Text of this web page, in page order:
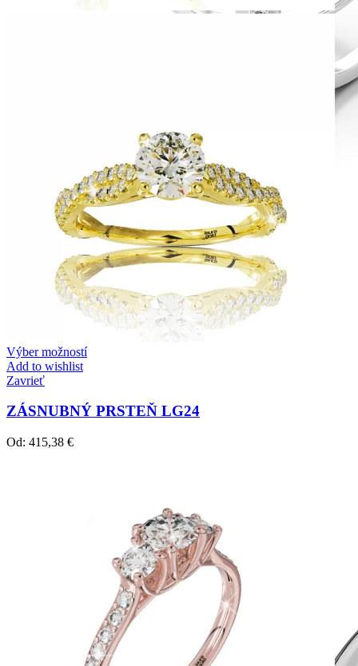
Diamond Line
Zásnubné prstne z kolekcie Diamonds line.
Výber možností
Add to wishlist
Zavrieť
ZÁSNUBNÝ PRSTEŇ LG24
Od: 415,38 €